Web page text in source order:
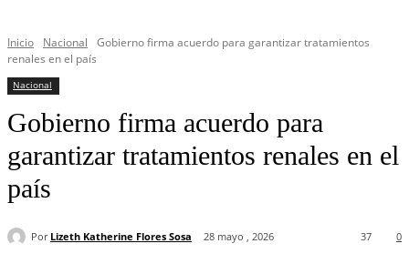
Inicio Nacional
Gobierno firma acuerdo para garantizar tratamientos
renales en el país
Nacional
Gobierno firma acuerdo para
garantizar tratamientos renales en el
país
Por Lizeth Katherine Flores Sosa 28 mayo , 2026 0
37